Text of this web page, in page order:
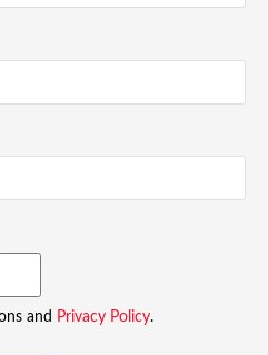
and Privacy Policy.